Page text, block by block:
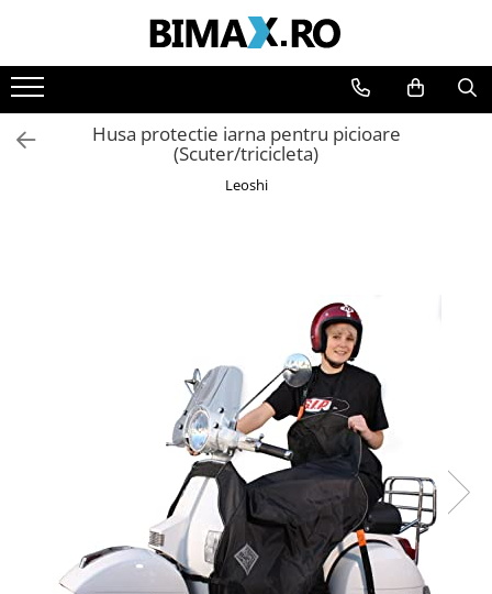
Toate Produsele
Triciclete Electrice
⬇ TIPURI
➔ Cu Cabina fara Permis
➔ Cu Cabina Inchisa
➔ Cu Remorca Fara Permis
➔ Fara Permis
➔ 4000W
Husa protectie iarna pentru picioare
(Scuter/tricicleta)
Leoshi